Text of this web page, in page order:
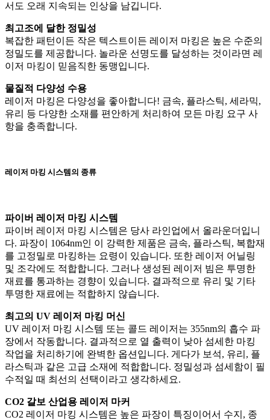
서도 오래 지속되는 인상을 남깁니다.
최고조에 달한 정밀성
복잡한 패턴이든 작은 텍스트이든 레이저 마킹은 높은 수준의
정밀도를 제공합니다. 놀라운 선명도를 달성하는 것이라면 레
이저 마킹이 믿음직한 동맹입니다.
물질적 다양성 수용
레이저 마킹은 다양성을 좋아합니다! 금속, 플라스틱, 세라믹,
유리 등 다양한 소재를 편안하게 처리하여 모든 마킹 요구 사
항을 충족합니다.
레이저 마킹 시스템의 종류
파이버 레이저 마킹 시스템
파이버 레이저 마킹 시스템은 당사 라인업에서 올라운더입니
다. 파장이 1064nm인 이 강력한 제품은 금속, 플라스틱, 복합재
를 고정밀로 마킹하는 요령이 있습니다. 또한 레이저 어닐링
및 조각에도 적합합니다. 그러나 생성된 레이저 빔은 투명한
재료를 통과하는 경향이 있습니다. 결과적으로 유리 및 기타
투명한 재료에는 적합하지 않습니다.
최고의 UV 레이저 마킹 머신
UV 레이저 마킹 시스템 또는 콜드 레이저는 355nm의 흡수 파
장에서 작동합니다. 결과적으로 열 출력이 낮아 섬세한 마킹
작업을 처리하기에 완벽한 옵션입니다. 게다가 보석, 유리, 플
라스틱과 같은 고급 소재에 적합합니다. 정밀성과 섬세함이 필
수적일 때 최선의 선택이라고 생각하세요.
CO2 갈보 산업용 레이저 마커
CO2 레이저 마킹 시스템은 높은 파장이 특징이어서 수지, 종